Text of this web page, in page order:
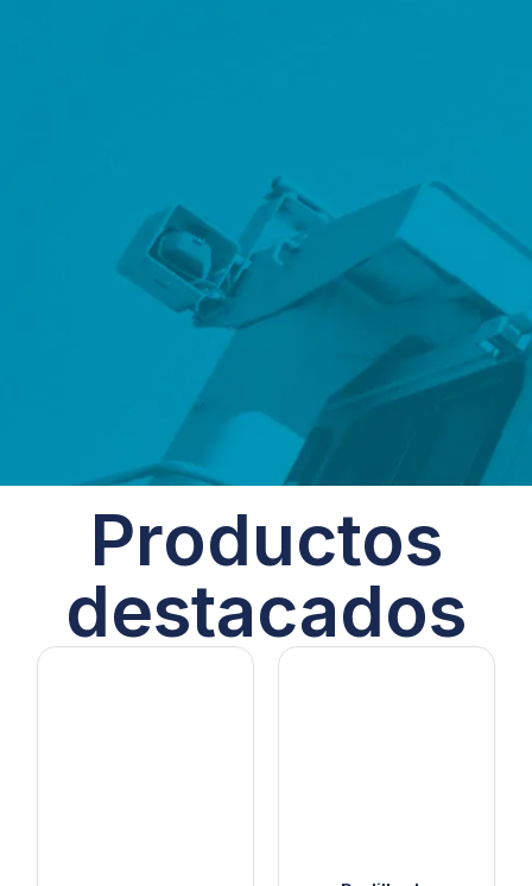
Productos
destacados